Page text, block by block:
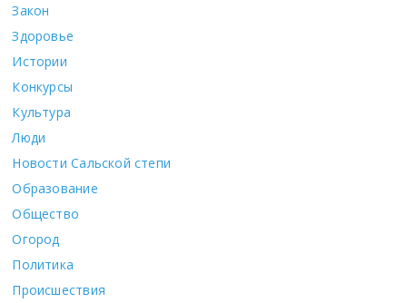
Закон
Здоровье
Истории
Конкурсы
Культура
Люди
Новости Сальской степи
Образование
Общество
Огород
Политика
Происшествия